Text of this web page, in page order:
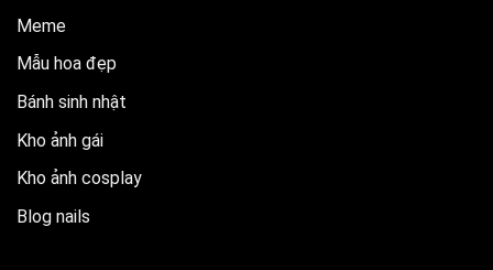
Meme
Mẫu hoa đẹp
Bánh sinh nhật
Kho ảnh gái
Kho ảnh cosplay
Blog nails